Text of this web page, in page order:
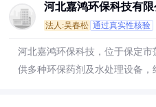
河北嘉鸿环保科技有限
法人:吴春松 通过真实性核验
河北嘉鸿环保科技，位于保定市
供多种环保药剂及水处理设备，